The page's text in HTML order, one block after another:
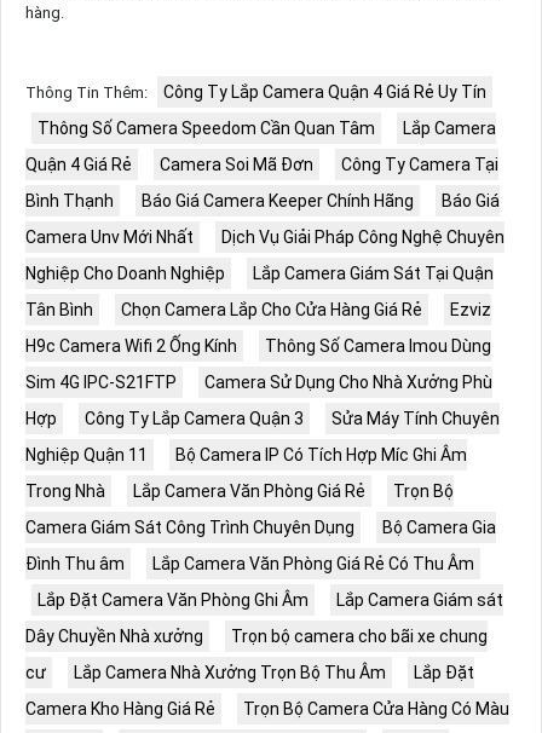
hàng.
Thông Tin Thêm:
Công Ty Lắp Camera Quận 4 Giá Rẻ Uy Tín
Thông Số Camera Speedom Cần Quan Tâm
Lắp Camera
Quận 4 Giá Rẻ
Camera Soi Mã Đơn
Công Ty Camera Tại
Bình Thạnh
Báo Giá Camera Keeper Chính Hãng
Báo Giá
Camera Unv Mới Nhất
Dịch Vụ Giải Pháp Công Nghệ Chuyên
Nghiệp Cho Doanh Nghiệp
Lắp Camera Giám Sát Tại Quận
Tân Bình
Chọn Camera Lắp Cho Cửa Hàng Giá Rẻ
Ezviz
H9c Camera Wifi 2 Ống Kính
Thông Số Camera Imou Dùng
Sim 4G IPC-S21FTP
Camera Sử Dụng Cho Nhà Xưởng Phù
Hợp
Công Ty Lắp Camera Quận 3
Sửa Máy Tính Chuyên
Nghiệp Quận 11
Bộ Camera IP Có Tích Hợp Míc Ghi Âm
Trong Nhà
Lắp Camera Văn Phòng Giá Rẻ
Trọn Bộ
Camera Giám Sát Công Trình Chuyên Dụng
Bộ Camera Gia
Đình Thu âm
Lắp Camera Văn Phòng Giá Rẻ Có Thu Âm
Lắp Đặt Camera Văn Phòng Ghi Âm
Lắp Camera Giám sát
Dây Chuyền Nhà xưởng
Trọn bộ camera cho bãi xe chung
cư
Lắp Camera Nhà Xưởng Trọn Bộ Thu Âm
Lắp Đặt
Camera Kho Hàng Giá Rẻ
Trọn Bộ Camera Cửa Hàng Có Màu